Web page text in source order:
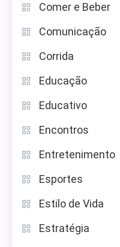
Comer e Beber
Comunicação
Corrida
Educação
Educativo
Encontros
Entretenimento
Esportes
Estilo de Vida
Estratégia